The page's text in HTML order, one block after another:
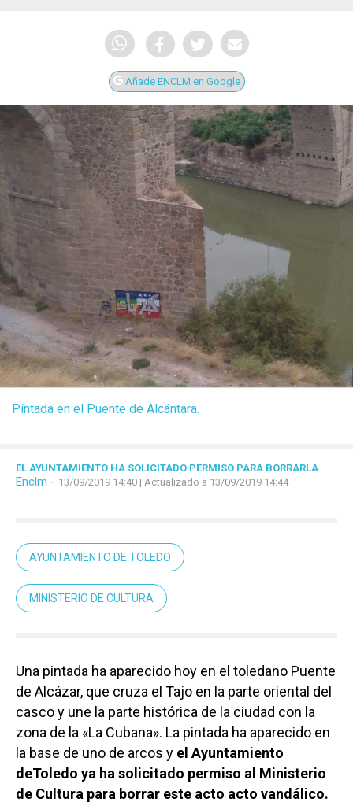
Añade ENCLM en Google
Pintada en el Puente de Alcántara.
EL AYUNTAMIENTO HA SOLICITADO PERMISO PARA BORRARLA
Enclm - 13/09/2019 14:40 | Actualizado a 13/09/2019 14:44
AYUNTAMIENTO DE TOLEDO
MINISTERIO DE CULTURA
Una pintada ha aparecido hoy en el toledano Puente
de Alcázar, que cruza el Tajo en la parte oriental del
casco y une la parte histórica de la ciudad con la
zona de la «La Cubana». La pintada ha aparecido en
la base de uno de arcos y el Ayuntamiento
deToledo ya ha solicitado permiso al Ministerio
de Cultura para borrar este acto acto vandálico.